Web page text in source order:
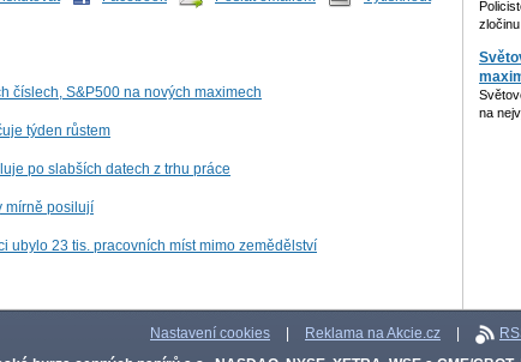
číslech, S&P500 na nových maximech
týden růstem
po slabších datech z trhu práce
mírně posilují
ubylo 23 tis. pracovních míst mimo zemědělství
na
Nastavení cookies Reklama na Akcie.cz